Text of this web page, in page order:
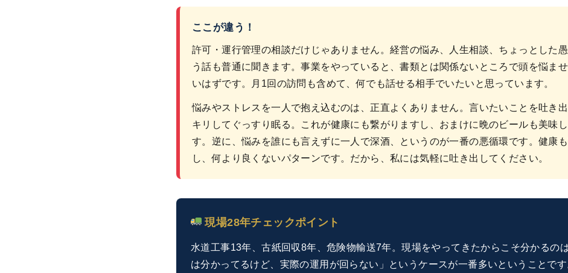
ここが違う！
許可・運行管理の相談だけじゃありません。経営の悩み、人生相談、ちょっとした
う話も普通に聞きます。事業をやっていると、書類とは関係ないところで頭を悩ま
いはずです。月1回の訪問も含めて、何でも話せる相手でいたいと思っています。
悩みやストレスを一人で抱え込むのは、正直よくありません。言いたいことを吐き
キリしてぐっすり眠る。これが健康にも繋がりますし、おまけに晩のビールも美味し
す。逆に、悩みを誰にも言えずに一人で深酒、というのが一番の悪循環です。健康
し、何より良くないパターンです。だから、私には気軽に吐き出してください。
現場28年チェックポイント
水道工事13年、古紙回収8年、危険物輸送7年。現場をやってきたからこそ分かるの
は分かってるけど、実際の運用が回らない」というケースが一番多いということで